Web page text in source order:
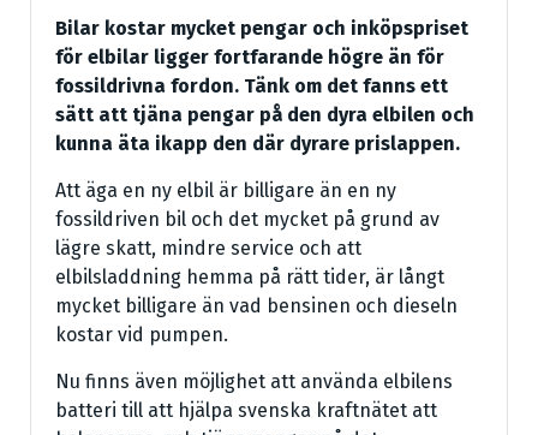
Bilar kostar mycket pengar och inköpspriset
för elbilar ligger fortfarande högre än för
fossildrivna fordon. Tänk om det fanns ett
sätt att tjäna pengar på den dyra elbilen och
kunna äta ikapp den där dyrare prislappen.
Att äga en ny elbil är billigare än en ny
fossildriven bil och det mycket på grund av
lägre skatt, mindre service och att
elbilsladdning hemma på rätt tider, är långt
mycket billigare än vad bensinen och dieseln
kostar vid pumpen.
Nu finns även möjlighet att använda elbilens
batteri till att hjälpa svenska kraftnätet att